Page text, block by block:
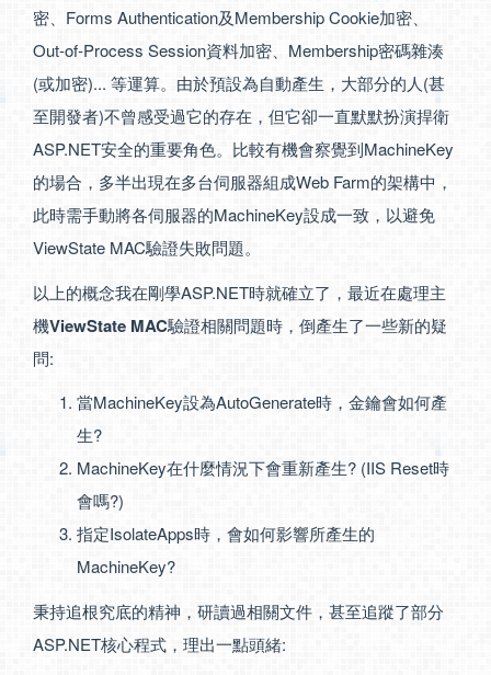
密、Forms Authentication及Membership Cookie加密、
Out-of-Process Session資料加密、Membership密碼雜湊
(或加密)... 等運算。由於預設為自動產生，大部分的人(甚
至開發者)不曾感受過它的存在，但它卻一直默默扮演捍衛
ASP.NET安全的重要角色。比較有機會察覺到MachineKey
的場合，多半出現在多台伺服器組成Web Farm的架構中，
此時需手動將各伺服器的MachineKey設成一致，以避免
ViewState MAC驗證失敗問題。
以上的概念我在剛學ASP.NET時就確立了，最近在處理主
機ViewState MAC驗證相關問題時，倒產生了一些新的疑
問:
當MachineKey設為AutoGenerate時，金鑰會如何產
生?
MachineKey在什麼情況下會重新產生? (IIS Reset時
會嗎?)
指定IsolateApps時，會如何影響所產生的
MachineKey?
秉持追根究底的精神，研讀過相關文件，甚至追蹤了部分
ASP.NET核心程式，理出一點頭緒: